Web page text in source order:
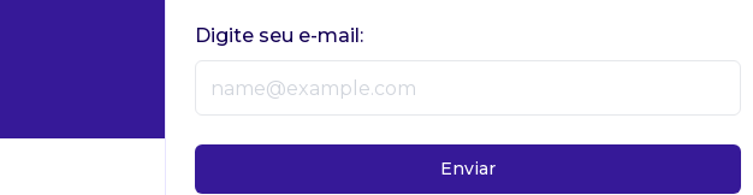
Digite seu e-mail:
Enviar